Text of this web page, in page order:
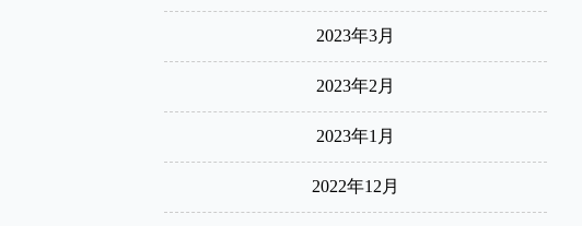
2023年3月
2023年2月
2023年1月
2022年12月